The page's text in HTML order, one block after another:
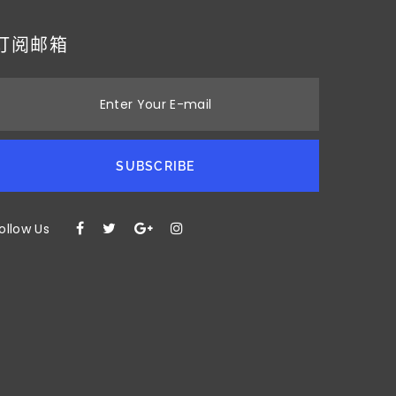
阅邮箱
Enter Your E-mail
SUBSCRIBE
Us